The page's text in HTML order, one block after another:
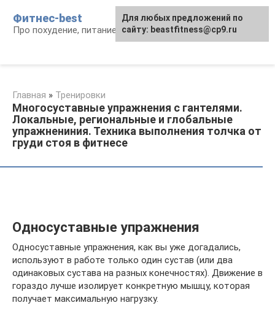
контенту
Фитнес-best
Про похудение, питание и фитнес
Главная » Тренировки
Многосуставные упражнения с гантелями.
Локальные, региональные и глобальные
упражнениния. Техника выполнения толчка от
груди стоя в фитнесе
Односуставные упражнения
Односуставные упражнения, как вы уже догадались,
используют в работе только один сустав (или два
одинаковых сустава на разных конечно­стях). Движение в
гораздо лучше изолирует конкретную мышцу, которая
получает максимальную нагрузку.
Для любых предложений по
сайту: beastfitness@cp9.ru